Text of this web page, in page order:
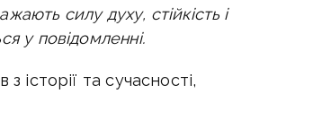
силу духу, стійкість і
у повідомленні.
історії та сучасності,